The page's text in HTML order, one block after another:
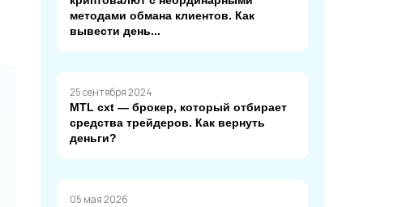
методами обмана клиентов. Как
вывести день...
25 сентября 2024
MTL cxt — брокер, который отбирает
средства трейдеров. Как вернуть
деньги?
05 мая 2026